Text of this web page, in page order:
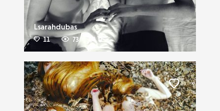
Lsarahdubas
11 73 0
Liker